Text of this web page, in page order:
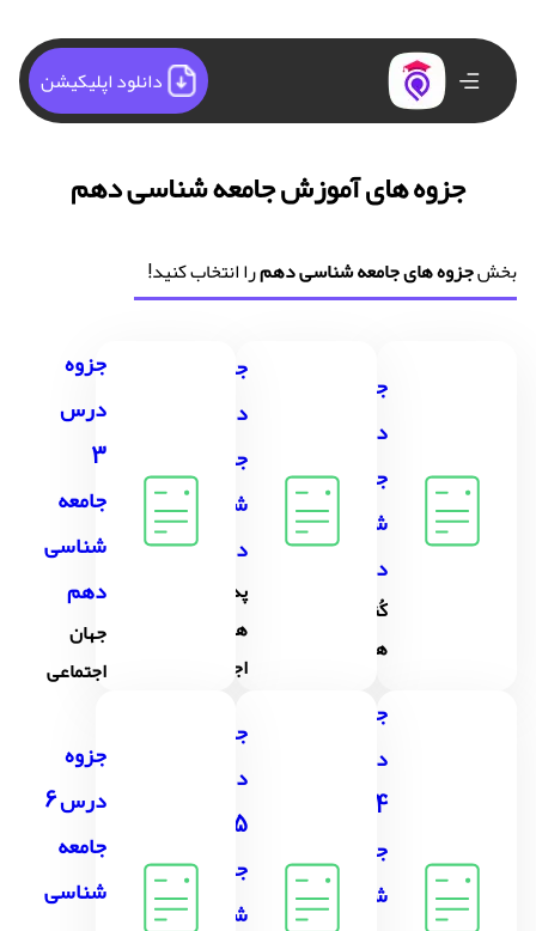
دانلود اپلیکیشن
جزوه های آموزش جامعه شناسی دهم
بخشجزوه های جامعه شناسی دهمرا انتخاب کنید!
جزوه
جامعه
شناسی
دهم
کُنش
های ما
جزوه
جامعه
شناسی
دهم
پدیده
های
اجتماعی
جزوه
درس
3
جامعه
شناسی
دهم
جهان
اجتماعی
جزوه
درس
4
جامعه
شناسی
جزوه
درس
5
جامعه
شناسی
جزوه
درس 6
جامعه
شناسی